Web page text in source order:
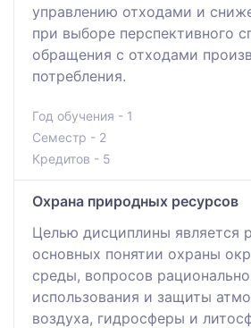
управлению отходами и
при выборе перспективного
обращения с отходами
потребления.
Год обучения - 1
Семестр - 2
Кредитов - 5
Охрана природных ресурсов
Целью дисциплины является
основных понятии охраны
среды, вопросов
использования и защиты
воздуха, гидросферы и